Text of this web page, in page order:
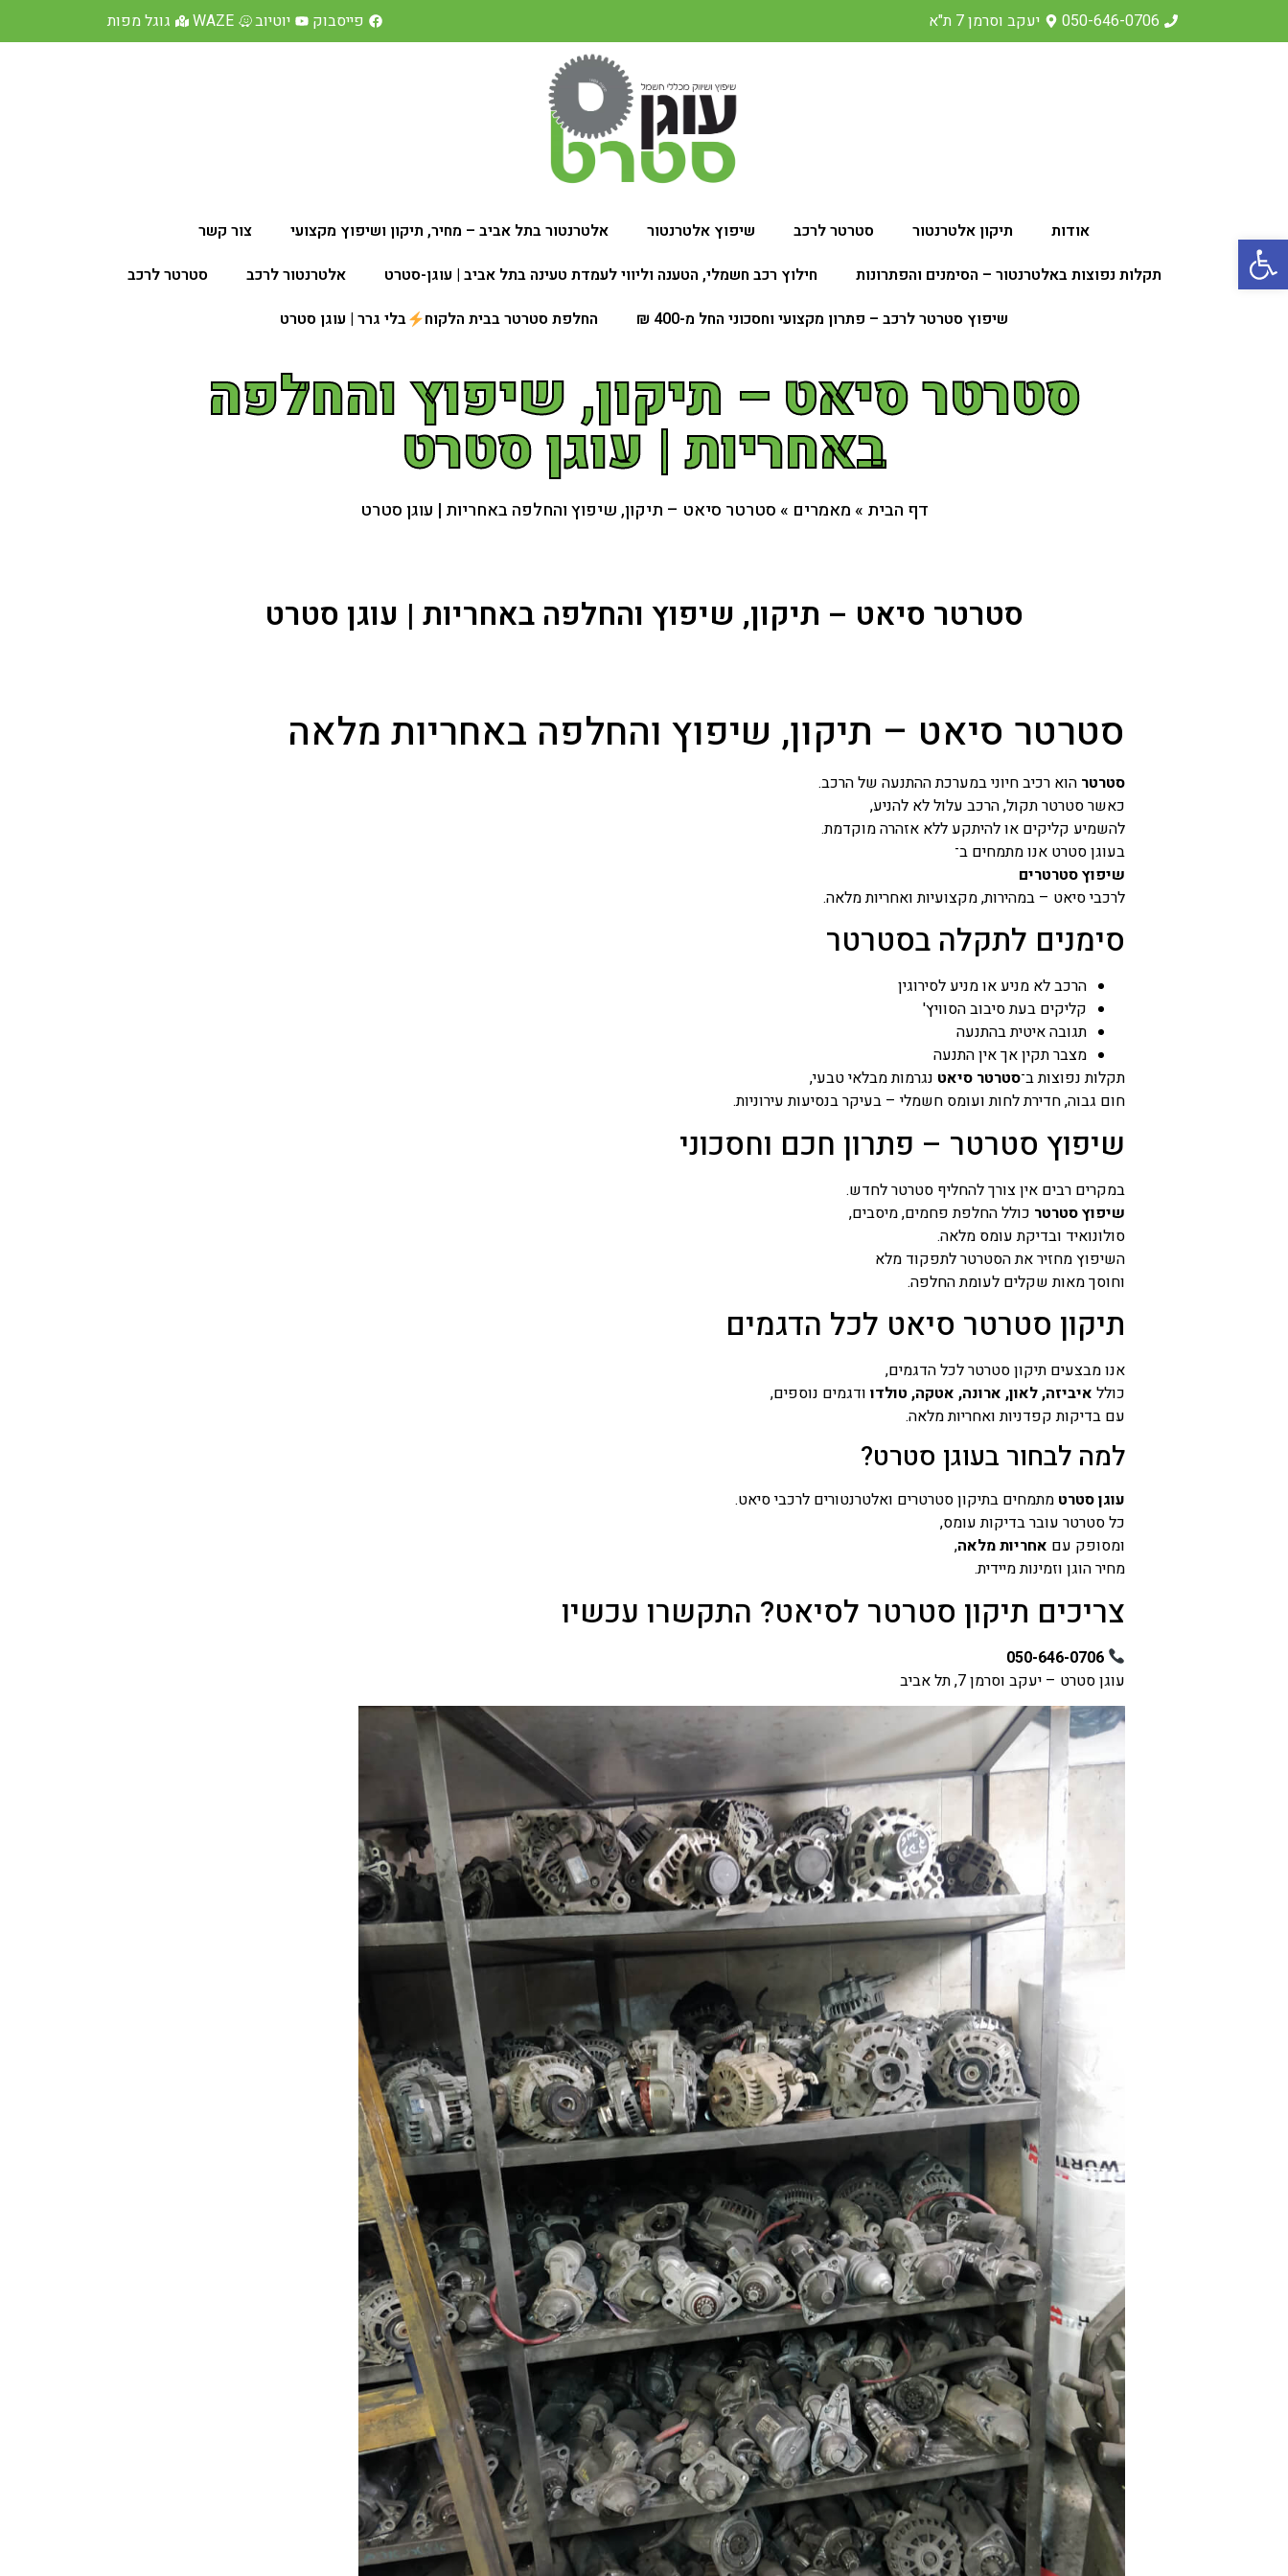
פתח סרגל נגישות
050-646-0706 יעקב וסרמן 7 ת"א פייסבוק יוטיוב WAZE גוגל מפות
אודות תיקון אלטרנטור סטרטר לרכב שיפוץ אלטרנטור אלטרנטור בתל אביב – מחיר, תיקון ושיפוץ מקצועי
צור קשר
תקלות נפוצות באלטרנטור – הסימנים והפתרונות
חילוץ רכב חשמלי, הטענה וליווי לעמדת טעינה בתל אביב | עוגן-סטרט אלטרנטור לרכב
סטרטר לרכב
שיפוץ סטרטר לרכב – פתרון מקצועי וחסכוני החל מ-400 ₪
החלפת סטרטר בבית הלקוח בלי גרר | עוגן סטרט
סטרטר סיאט – תיקון, שיפוץ והחלפה
באחריות | עוגן סטרט
דף הבית » מאמרים » סטרטר סיאט – תיקון, שיפוץ והחלפה באחריות | עוגן סטרט
סטרטר סיאט – תיקון, שיפוץ והחלפה באחריות | עוגן סטרט
סטרטר סיאט – תיקון, שיפוץ והחלפה באחריות מלאה
סטרטר הוא רכיב חיוני במערכת ההתנעה של הרכב.
כאשר סטרטר תקול, הרכב עלול לא להניע,
להשמיע קליקים או להיתקע ללא אזהרה מוקדמת.
בעוגן סטרט אנו מתמחים ב־
שיפוץ סטרטרים
לרכבי סיאט – במהירות, מקצועיות ואחריות מלאה.
סימנים לתקלה בסטרטר
הרכב לא מניע או מניע לסירוגין
קליקים בעת סיבוב הסוויץ'
תגובה איטית בהתנעה
מצבר תקין אך אין התנעה
תקלות נפוצות ב־סטרטר סיאט נגרמות מבלאי טבעי,
חום גבוה, חדירת לחות ועומס חשמלי – בעיקר בנסיעות עירוניות.
שיפוץ סטרטר – פתרון חכם וחסכוני
במקרים רבים אין צורך להחליף סטרטר לחדש.
שיפוץ סטרטר כולל החלפת פחמים, מיסבים,
סולונואיד ובדיקת עומס מלאה.
השיפוץ מחזיר את הסטרטר לתפקוד מלא
וחוסך מאות שקלים לעומת החלפה.
תיקון סטרטר סיאט לכל הדגמים
אנו מבצעים תיקון סטרטר לכל הדגמים,
כולל איביזה, לאון, ארונה, אטקה, טולדו ודגמים נוספים,
עם בדיקות קפדניות ואחריות מלאה.
למה לבחור בעוגן סטרט?
עוגן סטרט מתמחים בתיקון סטרטרים ואלטרנטורים לרכבי סיאט.
כל סטרטר עובר בדיקות עומס,
ומסופק עם אחריות מלאה,
מחיר הוגן וזמינות מיידית.
צריכים תיקון סטרטר לסיאט? התקשרו עכשיו
050-646-0706
עוגן סטרט – יעקב וסרמן 7, תל אביב